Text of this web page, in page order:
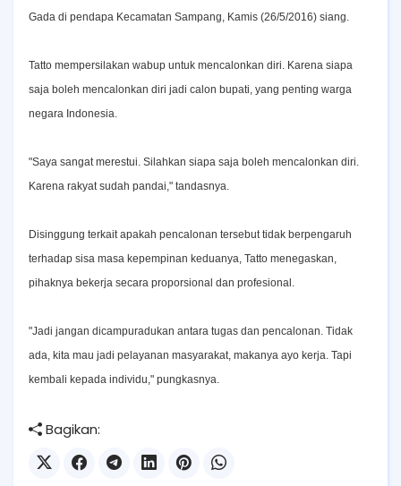
Gada di pendapa Kecamatan Sampang, Kamis (26/5/2016) siang.
Tatto mempersilakan wabup untuk mencalonkan diri. Karena siapa
saja boleh mencalonkan diri jadi calon bupati, yang penting warga
negara Indonesia.
"Saya sangat merestui. Silahkan siapa saja boleh mencalonkan diri.
Karena rakyat sudah pandai," tandasnya.
Disinggung terkait apakah pencalonan tersebut tidak berpengaruh
terhadap sisa masa kepempinan keduanya, Tatto menegaskan,
pihaknya bekerja secara proporsional dan profesional.
"Jadi jangan dicampuradukan antara tugas dan pencalonan. Tidak
ada, kita mau jadi pelayanan masyarakat, makanya ayo kerja. Tapi
kembali kepada individu," pungkasnya.
Bagikan: